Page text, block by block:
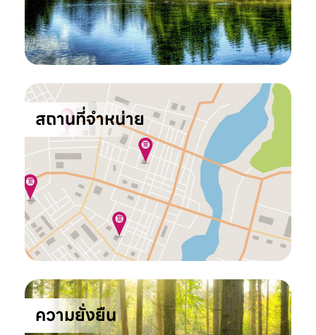
สถานที่จำหน่าย
ความยั่งยืน